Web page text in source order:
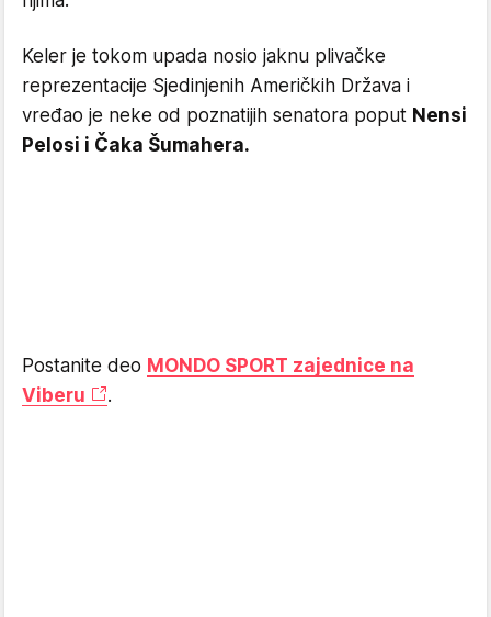
Keler je tokom upada nosio jaknu plivačke
reprezentacije Sjedinjenih Američkih Država i
vređao je neke od poznatijih senatora poput Nensi
Pelosi i Čaka Šumahera.
Postanite deo MONDO SPORT zajednice na
Viberu
.